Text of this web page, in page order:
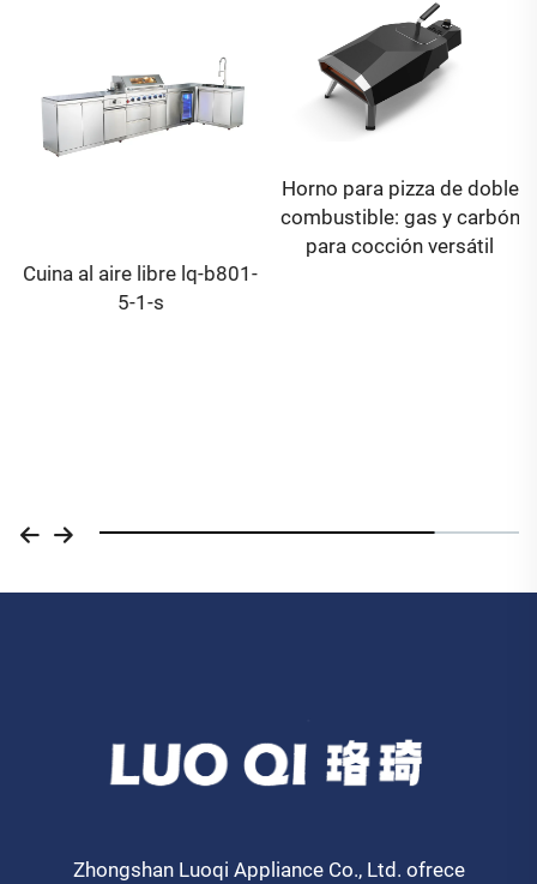
Cuina al aire libre lq-b801-
5-1-s
Horno para pizza de doble
combustible: gas y carbón
para cocción versátil
Zhongshan Luoqi Appliance Co., Ltd. ofrece